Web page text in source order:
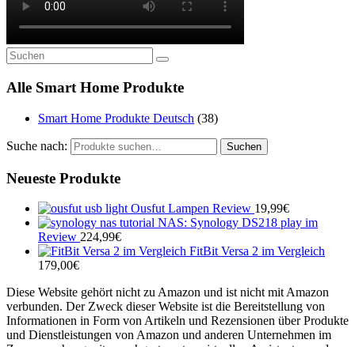
Alle Smart Home Produkte
Smart Home Produkte Deutsch (38)
Suche nach: Suchen
Neueste Produkte
Ousfut Lampen Review 19,99€
NAS: Synology DS218 play im
Review 224,99€
FitBit Versa 2 im Vergleich
179,00€
Diese Website gehört nicht zu Amazon und ist nicht mit Amazon
verbunden. Der Zweck dieser Website ist die Bereitstellung von
Informationen in Form von Artikeln und Rezensionen über Produkte
und Dienstleistungen von Amazon und anderen Unternehmen im